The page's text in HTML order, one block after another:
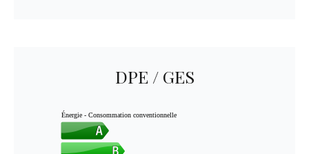
DPE / GES
Énergie - Consommation conventionnelle